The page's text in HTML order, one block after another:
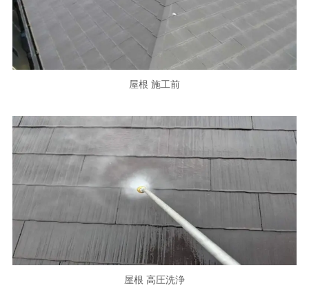
屋根 施工前
屋根 高圧洗浄